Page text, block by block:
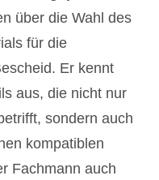
über die Wahl des
für die
Er kennt
aus, die nicht nur
sondern auch
kompatiblen
Fachmann auch